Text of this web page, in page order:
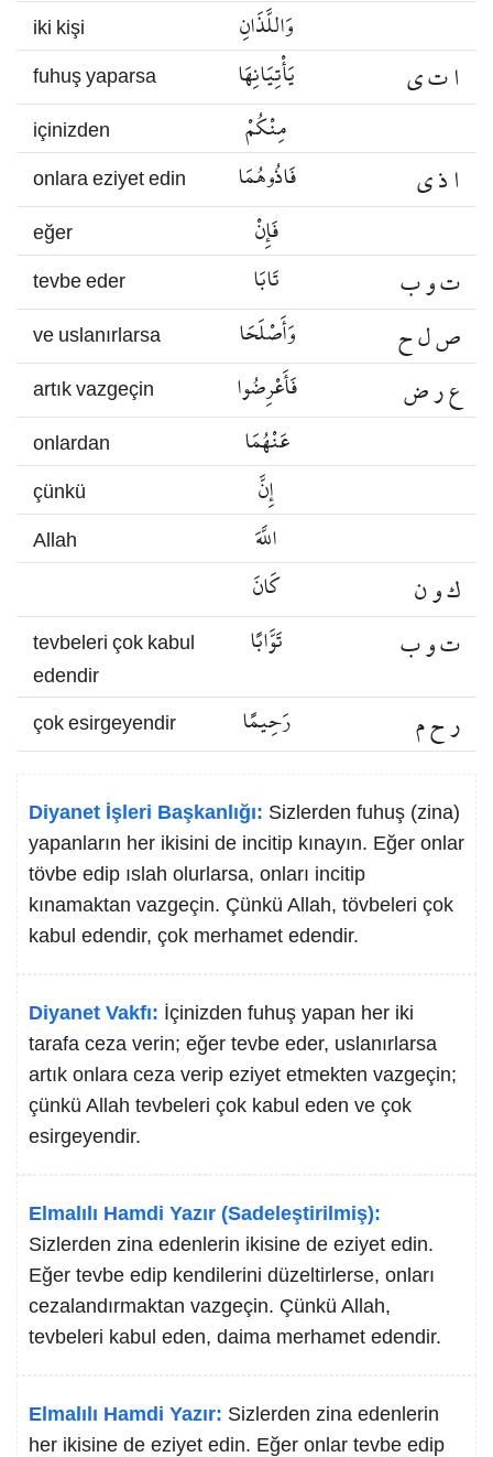
iki kişi وَاللَّذَانِ
fuhuş yaparsa يَأْتِيَانِهَا ا ت ي
içinizden مِنْكُمْ
onlara eziyet edin فَاذُوهُمَا ا ذ ي
eğer فَإِنْ
tevbe eder تَابَا ت و ب
ve uslanırlarsa وَأَصْلَحَا ص ل ح
artık vazgeçin فَأَعْرِضُوا ع ر ض
onlardan عَنْهُمَا
çünkü إِنَّ
Allah
اللَّهَ
كَانَ
ك و ن
tevbeleri çok kabul
edendir
تَوَّابًا ت و ب
çok esirgeyendir رَحِيمًا ر ح م
Diyanet İşleri Başkanlığı: Sizlerden fuhuş (zina)
yapanların her ikisini de incitip kınayın. Eğer onlar
tövbe edip ıslah olurlarsa, onları incitip
kınamaktan vazgeçin. Çünkü Allah, tövbeleri çok
kabul edendir, çok merhamet edendir.
Diyanet Vakfı: İçinizden fuhuş yapan her iki
tarafa ceza verin; eğer tevbe eder, uslanırlarsa
artık onlara ceza verip eziyet etmekten vazgeçin;
çünkü Allah tevbeleri çok kabul eden ve çok
esirgeyendir.
Elmalılı Hamdi Yazır (Sadeleştirilmiş):
Sizlerden zina edenlerin ikisine de eziyet edin.
Eğer tevbe edip kendilerini düzeltirlerse, onları
cezalandırmaktan vazgeçin. Çünkü Allah,
tevbeleri kabul eden, daima merhamet edendir.
Elmalılı Hamdi Yazır: Sizlerden zina edenlerin
her ikisine de eziyet edin. Eğer onlar tevbe edip